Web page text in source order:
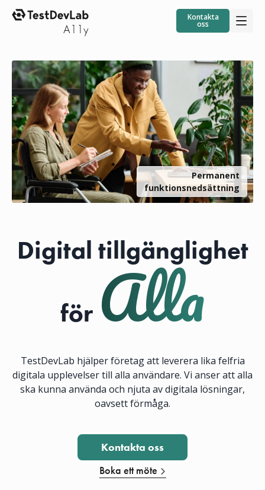
Kontakta
oss
Permanent
funktionsnedsättning
Digital tillgänglighet
för Alla
TestDevLab hjälper företag att leverera lika felfria
digitala upplevelser till alla användare. Vi anser att alla
ska kunna använda och njuta av digitala lösningar,
oavsett förmåga.
Klicka för att komma i
Kontakta oss
Click to schedule a call using Calendly
Boka ett möte